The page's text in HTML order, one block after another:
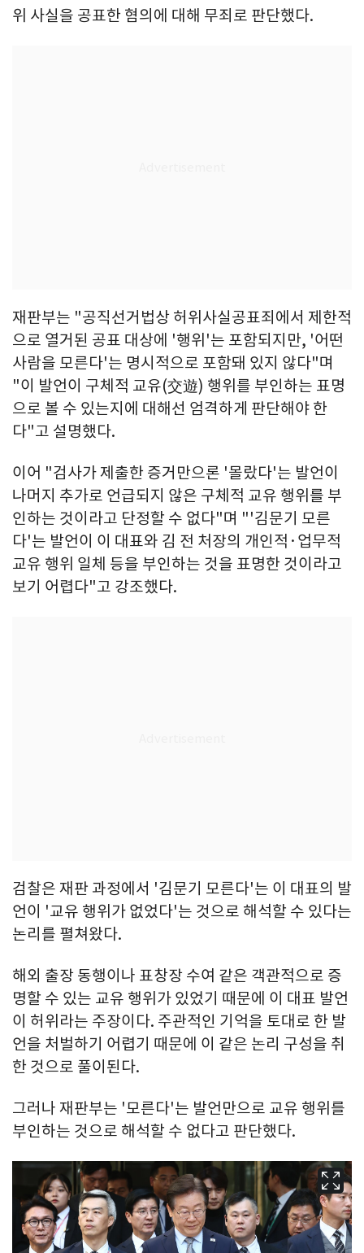
위 사실을 공표한 혐의에 대해 무죄로 판단했다.
재판부는 "공직선거법상 허위사실공표죄에서 제한적
으로 열거된 공표 대상에 '행위'는 포함되지만, '어떤
사람을 모른다'는 명시적으로 포함돼 있지 않다"며
"이 발언이 구체적 교유(交遊) 행위를 부인하는 표명
으로 볼 수 있는지에 대해선 엄격하게 판단해야 한
다"고 설명했다.
이어 "검사가 제출한 증거만으론 '몰랐다'는 발언이
나머지 추가로 언급되지 않은 구체적 교유 행위를 부
인하는 것이라고 단정할 수 없다"며 "'김문기 모른
다'는 발언이 이 대표와 김 전 처장의 개인적·업무적
교유 행위 일체 등을 부인하는 것을 표명한 것이라고
보기 어렵다"고 강조했다.
검찰은 재판 과정에서 '김문기 모른다'는 이 대표의 발
언이 '교유 행위가 없었다'는 것으로 해석할 수 있다는
논리를 펼쳐왔다.
해외 출장 동행이나 표창장 수여 같은 객관적으로 증
명할 수 있는 교유 행위가 있었기 때문에 이 대표 발언
이 허위라는 주장이다. 주관적인 기억을 토대로 한 발
언을 처벌하기 어렵기 때문에 이 같은 논리 구성을 취
한 것으로 풀이된다.
그러나 재판부는 '모른다'는 발언만으로 교유 행위를
부인하는 것으로 해석할 수 없다고 판단했다.